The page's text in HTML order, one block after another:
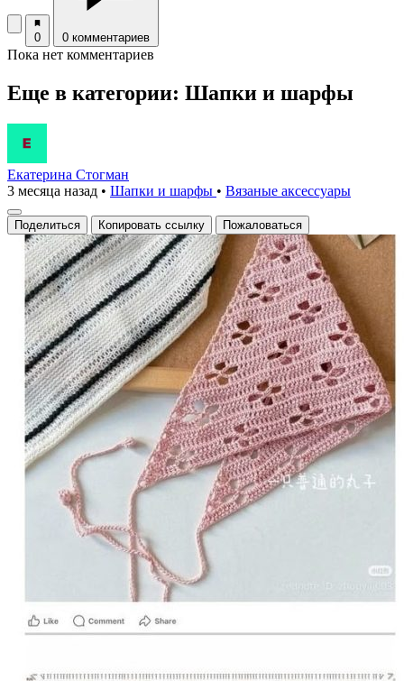
0 0 комментариев
Пока нет комментариев
Еще в категории: Шапки и шарфы
Екатерина Стогман
3 месяца назад • Шапки и шарфы • Вязаные аксесcуары
Поделиться Копировать ссылку Пожаловаться